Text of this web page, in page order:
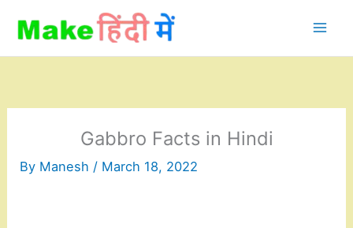
content
Gabbro Facts in Hindi
By Manesh / March 18, 2022